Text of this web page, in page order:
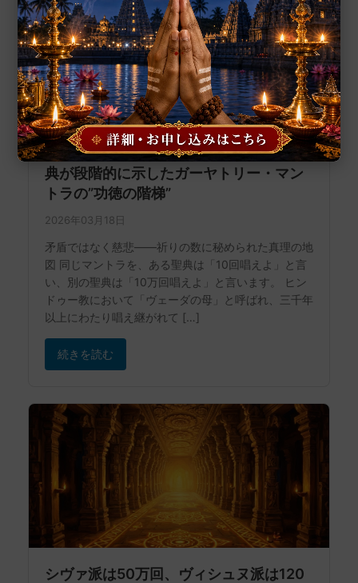
10回、108回、1,000回、10万回 ——聖
典が段階的に示したガーヤトリー・マン
トラの”功徳の階梯”
2026年03月18日
矛盾ではなく慈悲——祈りの数に秘められた真理の地
図 同じマントラを、ある聖典は「10回唱えよ」と言
い、別の聖典は「10万回唱えよ」と言います。 ヒン
ドゥー教において「ヴェーダの母」と呼ばれ、三千年
以上にわたり唱え継がれて […]
続きを読む
シヴァ派は50万回、ヴィシュヌ派は120